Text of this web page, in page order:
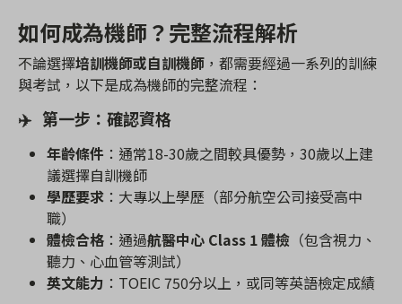
如何成為機師？完整流程解析
不論選擇培訓機師或自訓機師 ，都需要經過一系列的訓練
與考試，以下是成為機師的完整流程：
✈ 第一步：確認資格
年齡條件 ：通常18-30歲之間較具優勢， 30歲以上建
議選擇自訓機師
學歷要求 ：大專以上學歷（部分航空公司接受高中
職）
體檢合格 ：通過航醫中心 Class 1體檢 （包含視力、
聽力、心血管等測試）
英文能力 ： TOEIC 750分以上，或同等英語檢定成績